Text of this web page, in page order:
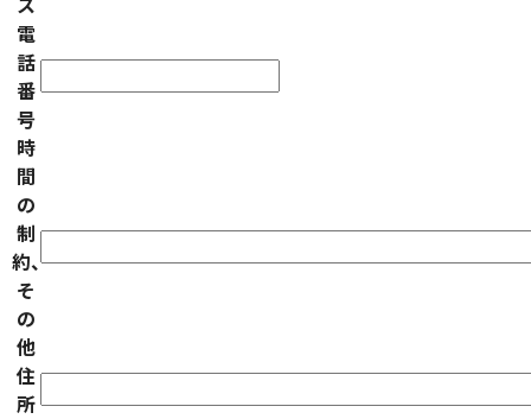
電
話
番
号
時
間
の
制
約、
そ
の
他
住
所